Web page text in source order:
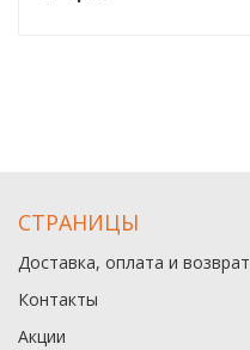
СТРАНИЦЫ
Доставка, оплата и возврат
Контакты
Акции